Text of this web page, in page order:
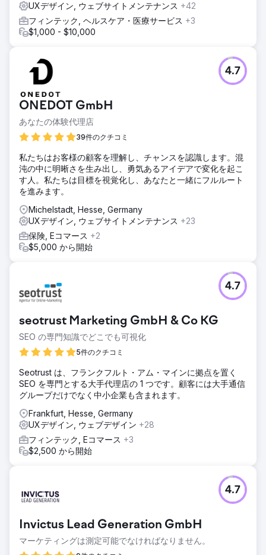
UXデザイン, ウェブサイトメンテナンス +42
フィンテック, ヘルスケア・医療サービス +3
$1,000 - $10,000
ONEDOT GmbH
あなたの体験代理店
39件のクチコミ
4.7
私たちはお客様の顧客を理解し、チャンスを認識します。混
沌の中に明晰さを生み出し、勇気あるアイデアで変化を起こ
す人。私たちは目標を視覚化し、あなたと一緒にフルルート
を進みます。
Michelstadt, Hesse, Germany
UXデザイン, ウェブサイトメンテナンス +23
保険, Eコマース +2
$5,000 から開始
seotrust Marketing GmbH & Co KG
SEO の専門知識でどこでも可視化
5件のクチコミ
4.7
Seotrust は、フランクフルト・アム・マインに拠点を置く
SEO を専門とする大手代理店の 1 つです。顧客には大手通信
グループだけでなく中小企業も含まれます。
Frankfurt, Hesse, Germany
UXデザイン, ウェブデザイン +28
フィンテック, Eコマース +3
$2,500 から開始
Invictus Lead Generation GmbH
マーケティングは測定可能でなければなりません。
4.7